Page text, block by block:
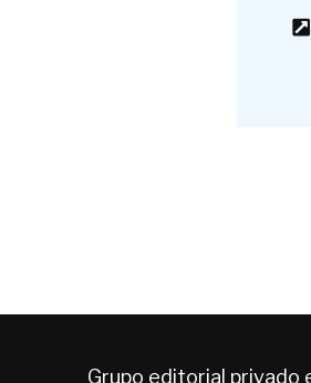
Grupo editorial privado